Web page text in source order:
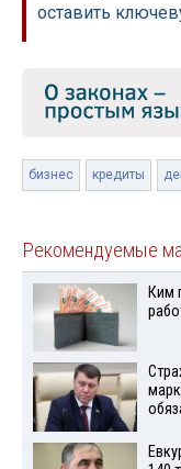
оставить
бизнес кредиты
Рекомендуемые
Ким